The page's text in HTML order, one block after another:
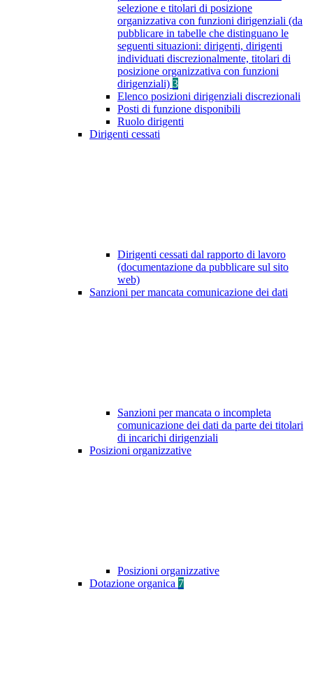
selezione e titolari di posizione
organizzativa con funzioni dirigenziali (da
pubblicare in tabelle che distinguano le
seguenti situazioni: dirigenti, dirigenti
individuati discrezionalmente, titolari di
posizione organizzativa con funzioni
dirigenziali) 3
Elenco posizioni dirigenziali discrezionali
Posti di funzione disponibili
Ruolo dirigenti
Dirigenti cessati
Dirigenti cessati dal rapporto di lavoro
(documentazione da pubblicare sul sito
web)
Sanzioni per mancata comunicazione dei dati
Sanzioni per mancata o incompleta
comunicazione dei dati da parte dei titolari
di incarichi dirigenziali
Posizioni organizzative
Posizioni organizzative
Dotazione organica 7